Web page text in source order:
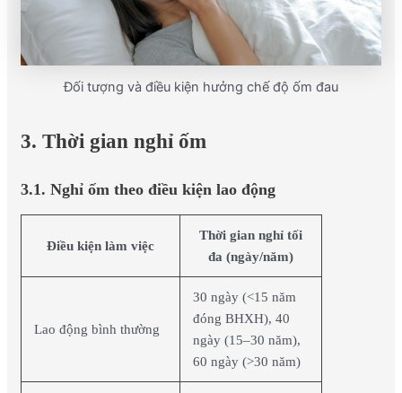
Đối tượng và điều kiện hưởng chế độ ốm đau
3. Thời gian nghỉ ốm
3.1. Nghỉ ốm theo điều kiện lao động
Điều kiện làm việc
Thời gian nghỉ tối
đa (ngày/năm)
Lao động bình thường
30 ngày (<15 năm
đóng BHXH), 40
ngày (15–30 năm),
60 ngày (>30 năm)